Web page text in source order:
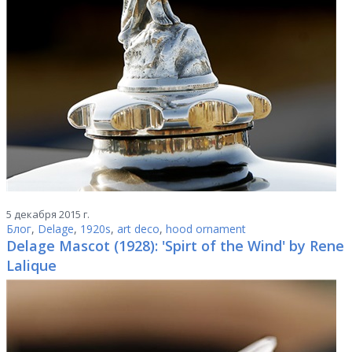
5 декабря 2015 г.
Блог, Delage, 1920s, art deco, hood ornament
Delage Mascot (1928): 'Spirt of the Wind' by Rene
Lalique